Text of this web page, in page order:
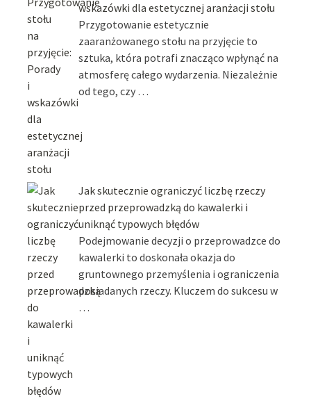
wskazówki dla estetycznej aranżacji stołu
Przygotowanie estetycznie
zaaranżowanego stołu na przyjęcie to
sztuka, która potrafi znacząco wpłynąć na
atmosferę całego wydarzenia. Niezależnie
od tego, czy …
Jak skutecznie ograniczyć liczbę rzeczy
przed przeprowadzką do kawalerki i
uniknąć typowych błędów
Podejmowanie decyzji o przeprowadzce do
kawalerki to doskonała okazja do
gruntownego przemyślenia i ograniczenia
posiadanych rzeczy. Kluczem do sukcesu w
…